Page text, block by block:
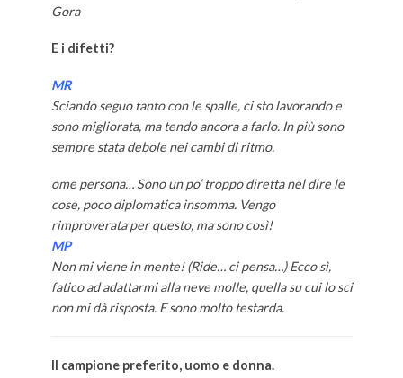
Gora
E i difetti?
MR
Sciando seguo tanto con le spalle, ci sto lavorando e
sono migliorata, ma tendo ancora a farlo. In più sono
sempre stata debole nei cambi di ritmo.
ome persona… Sono un po’ troppo diretta nel dire le
cose, poco diplomatica insomma. Vengo
rimproverata per questo, ma sono così!
MP
Non mi viene in mente! (Ride… ci pensa…) Ecco sì,
fatico ad adattarmi alla neve molle, quella su cui lo sci
non mi dà risposta. E sono molto testarda.
Il campione preferito, uomo e donna.